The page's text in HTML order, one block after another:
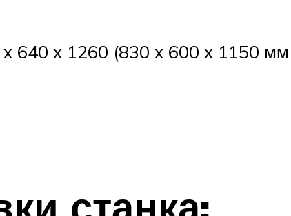
640 х 1260 (830 х 600 х 1150 мм